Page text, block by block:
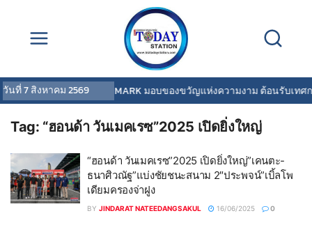
วันที่7 สิงหาคม 2569COVERMARK มอบของขวัญแห่งความงาม ต้อนรับเทศ
Tag: “ฮอนด้า วันเมคเรซ”2025 เปิดยิ่งใหญ่
“ฮอนด้า วันเมคเรซ”2025 เปิดยิ่งใหญ่”เคนตะ-
ธนาศิวณัฐ”แบ่งชัยชนะสนาม 2″ประพจน์”เบิ้ลโพ
เดียมครองจ่าฝูง
BY JINDARAT NATEEDANGSAKUL 16/06/2025 0